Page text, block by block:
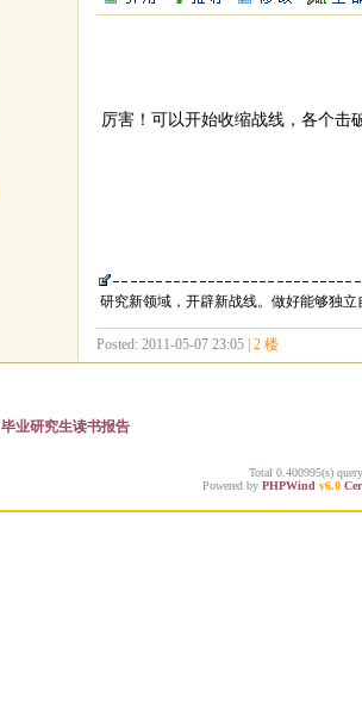
厉害！可以开始收缩战线，各个击
研究新领域，开辟新战线。做好能够独
Posted: 2011-05-07 23:05 | 2 楼
毕业研究生读书报告
Total 0.400995(s)
Powered by PHPWind v6.0